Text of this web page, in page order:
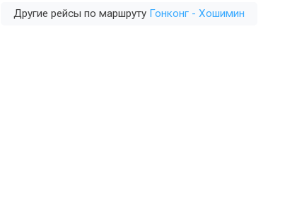
Другие рейсы по маршруту Гонконг - Хошимин